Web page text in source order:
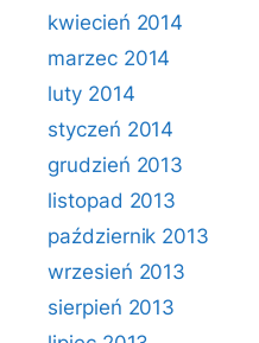
kwiecień 2014
marzec 2014
luty 2014
styczeń 2014
grudzień 2013
listopad 2013
październik 2013
wrzesień 2013
sierpień 2013